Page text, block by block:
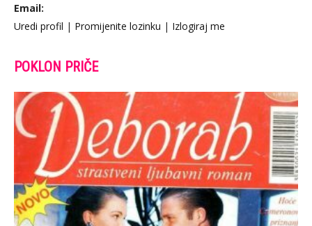
Email:
Uredi profil | Promijenite lozinku | Izlogiraj me
POKLON PRIČE